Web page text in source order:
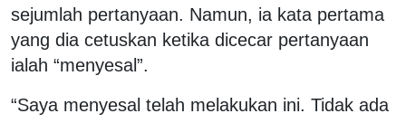
sejumlah pertanyaan. Namun, ia kata pertama
yang dia cetuskan ketika dicecar pertanyaan
ialah “menyesal”.
“Saya menyesal telah melakukan ini. Tidak ada